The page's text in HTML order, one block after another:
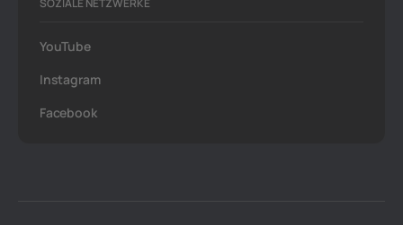
YouTube
Instagram
Facebook